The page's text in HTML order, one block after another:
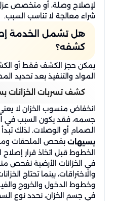
لإصلاح وصلة، أو متخصص
شراء معالجة لا تناسب السبب.
هل تشمل الخدمة
كشفه؟
يمكن حجز الكشف فقط أو
المواد والتنفيذ بعد تحديد
كشف تسربات الخزانات
انخفاض منسوب الخزان لا
جسمه، فقد يكون السبب في
الصمام أو الوصلات. لذلك تبدأ
بسيهات بفحص الملحقات
الخطوط قبل اتخاذ قرار
في الخزانات الأرضية نفحص
والاختراقات، بينما تحتاج
وخطوط الدخول والخروج
في جسم الخزان، نحدد نوع